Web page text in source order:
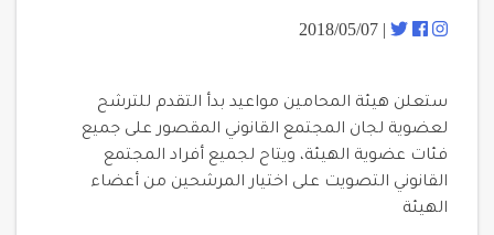
| 2018/05/07
ستعلن هيئة المحامين مواعيد بدأ التقدم للترشح
لعضوية لجان المجتمع القانوني المقصور على جميع
فئات عضوية الهيئة، ويتاح لجميع أفراد المجتمع
القانوني التصويت على اختيار المرشحين من أعضاء
الهيئة